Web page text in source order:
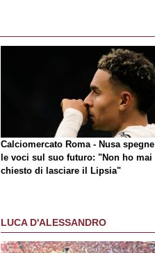
Calciomercato Roma - Nusa spegne
le voci sul suo futuro: "Non ho mai
chiesto di lasciare il Lipsia"
LUCA D'ALESSANDRO